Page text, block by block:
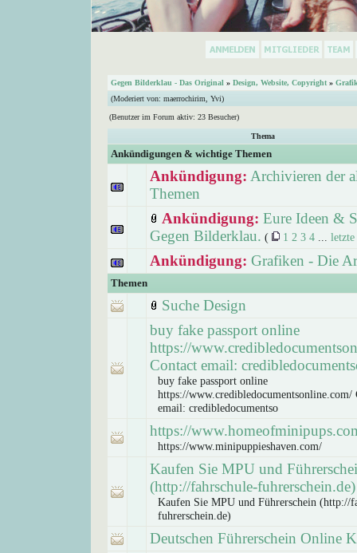
Gegen Bilderklau - Das Original » Design, Website, Copyright »
(Moderiert von: maerrochirim Yvi)
(Benutzer im Forum aktiv: 23 Besucher)
Thema
Ankündigungen & wichtige Themen
Ankündigung: Archivieren der
Themen
Ankündigung: Eure Ideen &
Gegen Bilderklau. ( 1 2 3 4 letzte
Ankündigung: Grafiken - Die
Themen
Suche Design
buy fake passport online
https://
Contact email:
buy fake passport online
https://www.credibledocumentsonline.com/
email: credibledocumentso
https://
https://www.minipuppieshaven.com/
Kaufen Sie MPU und
(http://fahrschule-fuhrerschein.de)
Kaufen Sie MPU und Führerschein (http://
fuhrerschein.de)
Deutschen Führerschein Online